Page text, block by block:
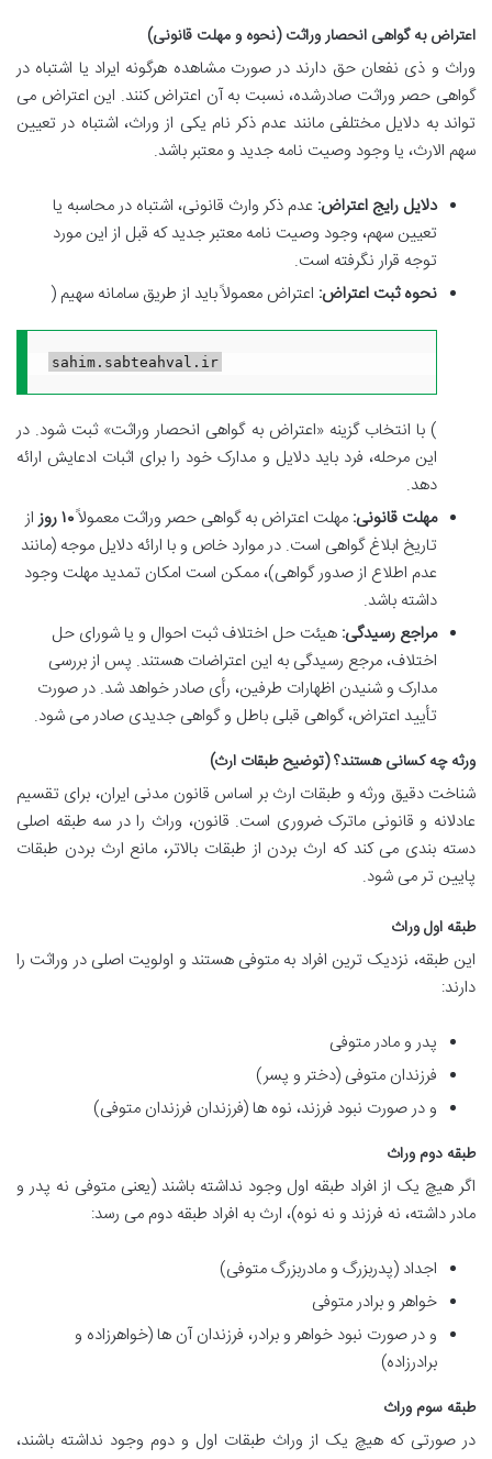
اعتراض به گواهی انحصار وراثت (نحوه و مهلت قانونی)
وراث و ذی نفعان حق دارند در صورت مشاهده هرگونه ایراد یا اشتباه در
گواهی حصر وراثت صادرشده، نسبت به آن اعتراض کنند. این اعتراض می
تواند به دلایل مختلفی مانند عدم ذکر نام یکی از وراث، اشتباه در تعیین
سهم الارث، یا وجود وصیت نامه جدید و معتبر باشد.
دلایل رایج اعتراض: عدم ذکر وارث قانونی، اشتباه در محاسبه یا
تعیین سهم، وجود وصیت نامه معتبر جدید که قبل از این مورد
توجه قرار نگرفته است.
نحوه ثبت اعتراض: اعتراض معمولاً باید از طریق سامانه سهیم (
sahim.sabteahval.ir
) با انتخاب گزینه «اعتراض به گواهی انحصار وراثت» ثبت شود. در
این مرحله، فرد باید دلایل و مدارک خود را برای اثبات ادعایش ارائه
دهد.
مهلت قانونی: مهلت اعتراض به گواهی حصر وراثت معمولاً۱۰ روز
از
تاریخ ابلاغ گواهی است. در موارد خاص و با ارائه دلایل موجه (مانند
عدم اطلاع از صدور گواهی)، ممکن است امکان تمدید مهلت وجود
داشته باشد.
مراجع رسیدگی: هیئت حل اختلاف ثبت احوال و یا شورای حل
اختلاف، مرجع رسیدگی به این اعتراضات هستند. پس از بررسی
مدارک و شنیدن اظهارات طرفین، رأی صادر خواهد شد. در صورت
تأیید اعتراض، گواهی قبلی باطل و گواهی جدیدی صادر می شود.
ورثه چه کسانی هستند؟ (توضیح طبقات ارث)
شناخت دقیق ورثه و طبقات ارث بر اساس قانون مدنی ایران، برای تقسیم
عادلانه و قانونی ماترک ضروری است. قانون، وراث را در سه طبقه اصلی
دسته بندی می کند که ارث بردن از طبقات بالاتر، مانع ارث بردن طبقات
پایین تر می شود.
طبقه اول وراث
این طبقه، نزدیک ترین افراد به متوفی هستند و اولویت اصلی در وراثت را
دارند:
پدر و مادر متوفی
فرزندان متوفی (دختر و پسر)
و در صورت نبود فرزند، نوه ها (فرزندان فرزندان متوفی)
طبقه دوم وراث
اگر هیچ یک از افراد طبقه اول وجود نداشته باشند (یعنی متوفی نه پدر و
مادر داشته، نه فرزند و نه نوه)، ارث به افراد طبقه دوم می رسد:
اجداد (پدربزرگ و مادربزرگ متوفی)
خواهر و برادر متوفی
و در صورت نبود خواهر و برادر، فرزندان آن ها (خواهرزاده و
برادرزاده)
طبقه سوم وراث
در صورتی که هیچ یک از وراث طبقات اول و دوم وجود نداشته باشند،